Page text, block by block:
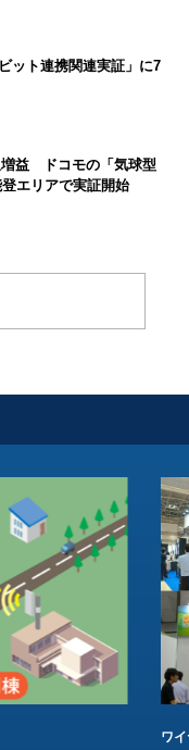
ット連携関連実証」に7
増益 ドコモの「気球型
エリアで実証開始
ワ